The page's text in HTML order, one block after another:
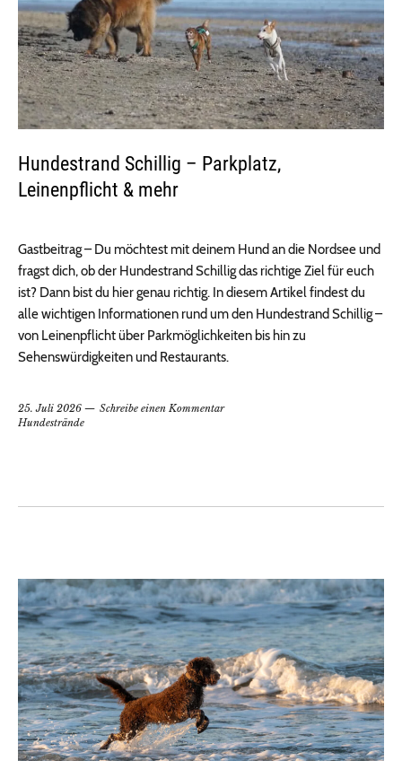
Hundestrand Schillig – Parkplatz,
Leinenpflicht & mehr
Gastbeitrag – Du möchtest mit deinem Hund an die Nordsee und
fragst dich, ob der Hundestrand Schillig das richtige Ziel für euch
ist? Dann bist du hier genau richtig. In diesem Artikel findest du
alle wichtigen Informationen rund um den Hundestrand Schillig –
von Leinenpflicht über Parkmöglichkeiten bis hin zu
Sehenswürdigkeiten und Restaurants.
25. Juli 2026
Schreibe einen Kommentar
Hundestrände